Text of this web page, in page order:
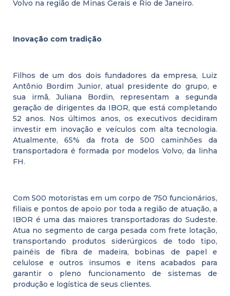
Volvo na região de Minas Gerais e Rio de Janeiro.
Inovação com tradição
Filhos de um dos dois fundadores da empresa, Luiz
Antônio Bordim Junior, atual presidente do grupo, e
sua irmã, Juliana Bordin, representam a segunda
geração de dirigentes da IBOR, que está completando
52 anos. Nos últimos anos, os executivos decidiram
investir em inovação e veículos com alta tecnologia.
Atualmente, 65% da frota de 500 caminhões da
transportadora é formada por modelos Volvo, da linha
FH.
Com 500 motoristas em um corpo de 750 funcionários,
filiais e pontos de apoio por toda a região de atuação, a
IBOR é uma das maiores transportadoras do Sudeste.
Atua no segmento de carga pesada com frete lotação,
transportando produtos siderúrgicos de todo tipo,
painéis de fibra de madeira, bobinas de papel e
celulose e outros insumos e itens acabados para
garantir o pleno funcionamento de sistemas de
produção e logística de seus clientes.